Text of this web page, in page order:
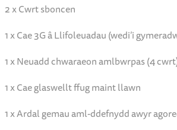
2 x Cwrt sboncen
1 x Cae 3G â Llifoleuadau (wedi’i
1 x Neuadd chwaraeon amlbwrpas (4
1 x Cae glaswellt ffug maint llawn
1 x Ardal gemau aml-ddefnydd awyr